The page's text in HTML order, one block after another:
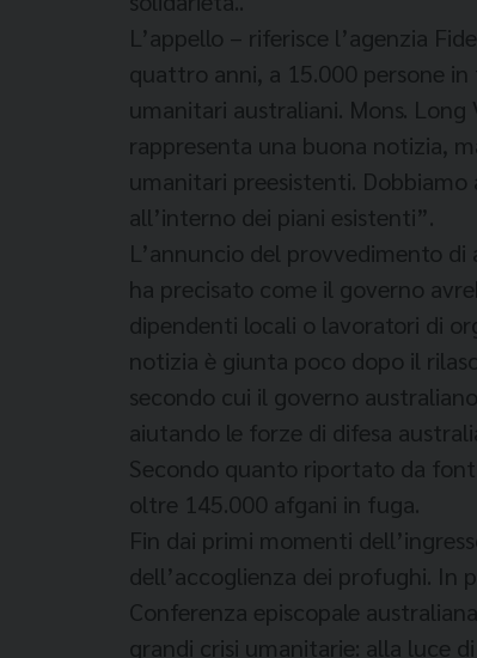
L’appello – riferisce l’agenzia
quattro anni, a 15.000 persone
umanitari australiani. Mons.
rappresenta una buona notizia,
umanitari preesistenti.
all’interno dei piani esistenti”.
L’annuncio del provvedimento
ha precisato come il governo
dipendenti locali o lavoratori di
notizia è giunta poco dopo il
secondo cui il governo
aiutando le forze di difesa
Secondo quanto riportato da
oltre 145.000 afgani in fuga.
Fin dai primi momenti
dell’accoglienza dei profughi. In
Conferenza episcopale
grandi crisi umanitarie: alla luce